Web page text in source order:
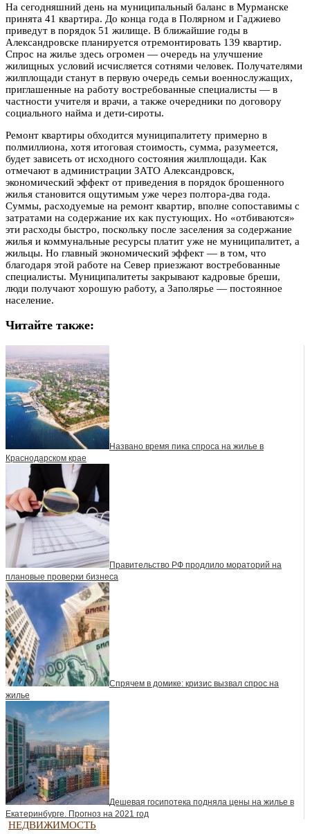
На сегодняшний день на муниципальный баланс в Мурманске
принята 41 квартира. До конца года в Полярном и Гаджиево
приведут в порядок 51 жилище. В ближайшие годы в
Александровске планируется отремонтировать 139 квартир.
Спрос на жилье здесь огромен — очередь на улучшение
жилищных условий исчисляется сотнями человек. Получателями
жилплощади станут в первую очередь семьи военнослужащих,
приглашенные на работу востребованные специалисты — в
частности учителя и врачи, а также очередники по договору
социального найма и дети-сироты.
Ремонт квартиры обходится муниципалитету примерно в
полмиллиона, хотя итоговая стоимость, сумма, разумеется,
будет зависеть от исходного состояния жилплощади. Как
отмечают в администрации ЗАТО Александровск,
экономический эффект от приведения в порядок брошенного
жилья становится ощутимым уже через полтора-два года.
Суммы, расходуемые на ремонт квартир, вполне сопоставимы с
затратами на содержание их как пустующих. Но «отбиваются»
эти расходы быстро, поскольку после заселения за содержание
жилья и коммунальные ресурсы платит уже не муниципалитет, а
жильцы. Но главный экономический эффект — в том, что
благодаря этой работе на Север приезжают востребованные
специалисты. Муниципалитеты закрывают кадровые бреши,
люди получают хорошую работу, а Заполярье — постоянное
население.
Читайте также:
Названо время пика спроса на жилье в
Краснодарском крае
Правительство РФ продлило мораторий на
плановые проверки бизнеса
Спрячем в домике: кризис вызвал спрос на
жилье
Дешевая госипотека подняла цены на жилье в
Екатеринбурге. Прогноз на 2021 год
НЕДВИЖИМОСТЬ